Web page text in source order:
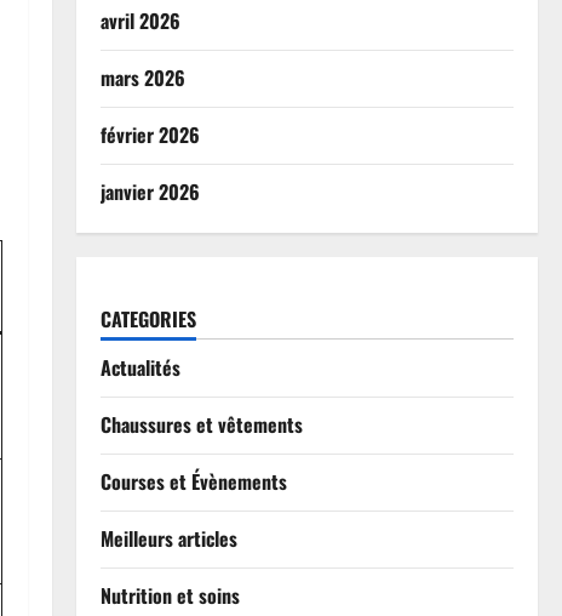
avril 2026
mars 2026
février 2026
janvier 2026
CATEGORIES
Actualités
Chaussures et vêtements
Courses et Évènements
Meilleurs articles
Nutrition et soins